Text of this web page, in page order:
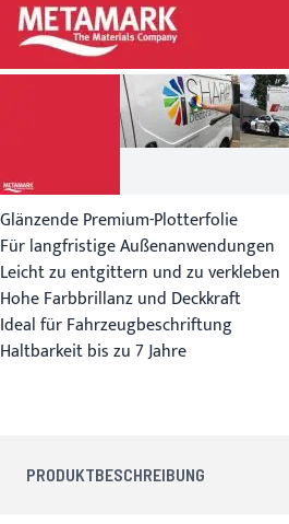
Glänzende Premium-Plotterfolie
Für langfristige Außenanwendungen
Leicht zu entgittern und zu verkleben
Hohe Farbbrillanz und Deckkraft
Ideal für Fahrzeugbeschriftung
Haltbarkeit bis zu 7 Jahre
PRODUKTBESCHREIBUNG